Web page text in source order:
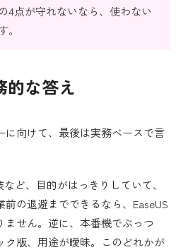
4点が守れないなら、使わない
的な答え
に向けて、最後は実務ベースで言
ど、目的がはっきりしていて、
の退避までできるなら、EaseUS
ません。逆に、本番機でぶっつ
ク版、用途が曖昧。このどれかが